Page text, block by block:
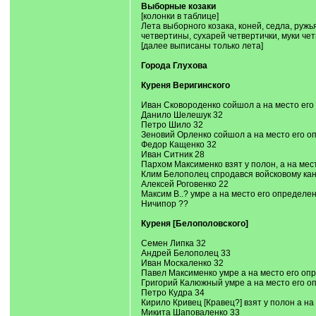
Выборные козаки
[колонки в таблице]
Лета выборного козака, коней, седла,
четвертины, сухарей четвертички, муки
[далее выписаны только лета]
Города Глухова
Куреня Веригинского
Иван Сковороденко сойшол а на место
Данило Шелешук 32
Петро Шило 32
Зеновий Орленко сойшол а на место его
Федор Кащенко 32
Иван Ситник 28
Пархом Максименко взят у полон, а на
Клим Белополец спродався войсковому
Алексей Роговенко 22
Максим В..? умре а на место его
Ничипор ??
Куреня [Белополовского]
Семен Липка 32
Андрей Белополец 33
Иван Москаленко 32
Павел Максименко умре а на место его
Григорий Калюжный умре а на место его
Петро Кудра 34
Кирило Кривец [Кравец?] взят у полон а
Микита Шаповаленко 33